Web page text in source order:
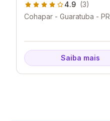
4.9 (3)
Cohapar - Guaratuba - PR
Saiba mais